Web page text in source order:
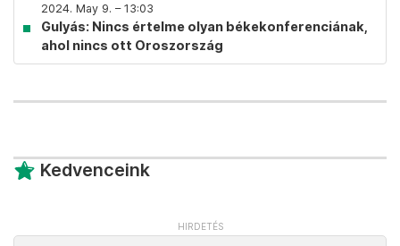
2024. May 9. – 13:03
Gulyás: Nincs értelme olyan békekonferenciának,
ahol nincs ott Oroszország
Kedvenceink